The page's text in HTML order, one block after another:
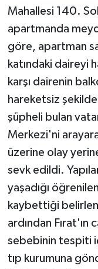
Mahallesi 140.
apartmanda
göre, apartman
katındaki daireyi
karşı dairenin
hareketsiz
şüpheli bulan
Merkezi'ni
üzerine olay
sevk edildi.
yaşadığı
kaybettiği
ardından Fırat'ın
sebebinin tespiti
tıp kurumuna